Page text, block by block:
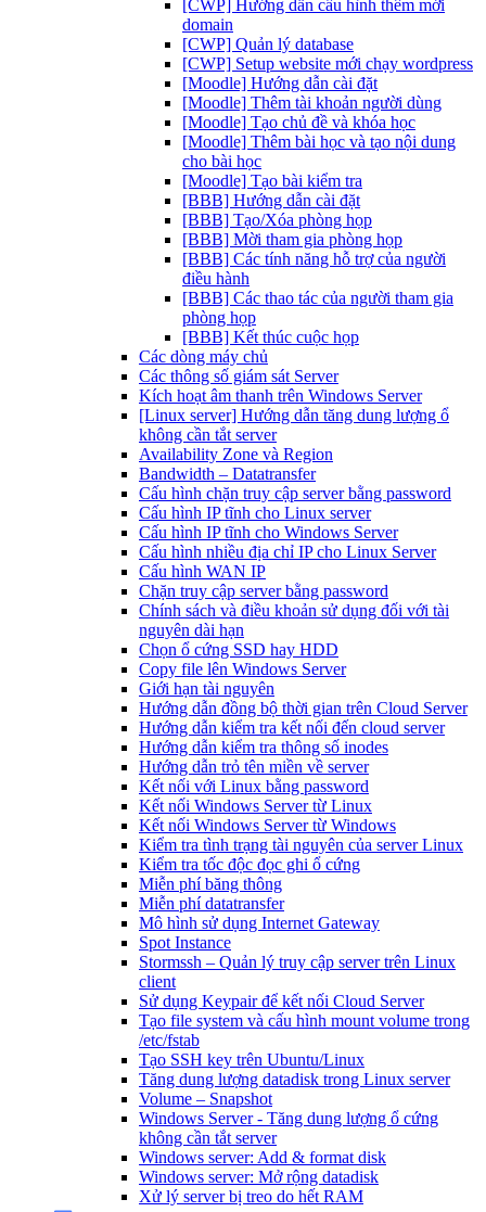
[CWP] Hướng dẫn cấu hình thêm mới
domain
[CWP] Quản lý database
[CWP] Setup website mới chạy wordpress
[Moodle] Hướng dẫn cài đặt
[Moodle] Thêm tài khoản người dùng
[Moodle] Tạo chủ đề và khóa học
[Moodle] Thêm bài học và tạo nội dung
cho bài học
[Moodle] Tạo bài kiểm tra
[BBB] Hướng dẫn cài đặt
[BBB] Tạo/Xóa phòng họp
[BBB] Mời tham gia phòng họp
[BBB] Các tính năng hỗ trợ của người
điều hành
[BBB] Các thao tác của người tham gia
phòng họp
[BBB] Kết thúc cuộc họp
Các dòng máy chủ
Các thông số giám sát Server
Kích hoạt âm thanh trên Windows Server
[Linux server] Hướng dẫn tăng dung lượng ổ
không cần tắt server
Availability Zone và Region
Bandwidth – Datatransfer
Cấu hình chặn truy cập server bằng password
Cấu hình IP tĩnh cho Linux server
Cấu hình IP tĩnh cho Windows Server
Cấu hình nhiều địa chỉ IP cho Linux Server
Cấu hình WAN IP
Chặn truy cập server bằng password
Chính sách và điều khoản sử dụng đối với tài
nguyên dài hạn
Chọn ổ cứng SSD hay HDD
Copy file lên Windows Server
Giới hạn tài nguyên
Hướng dẫn đồng bộ thời gian trên Cloud Server
Hướng dẫn kiểm tra kết nối đến cloud server
Hướng dẫn kiểm tra thông số inodes
Hướng dẫn trỏ tên miền về server
Kết nối với Linux bằng password
Kết nối Windows Server từ Linux
Kết nối Windows Server từ Windows
Kiểm tra tình trạng tài nguyên của server Linux
Kiểm tra tốc độc đọc ghi ổ cứng
Miễn phí băng thông
Miễn phí datatransfer
Mô hình sử dụng Internet Gateway
Spot Instance
Stormssh – Quản lý truy cập server trên Linux
client
Sử dụng Keypair để kết nối Cloud Server
Tạo file system và cấu hình mount volume trong
/etc/fstab
Tạo SSH key trên Ubuntu/Linux
Tăng dung lượng datadisk trong Linux server
Volume – Snapshot
Windows Server - Tăng dung lượng ổ cứng
không cần tắt server
Windows server: Add & format disk
Windows server: Mở rộng datadisk
Xử lý server bị treo do hết RAM